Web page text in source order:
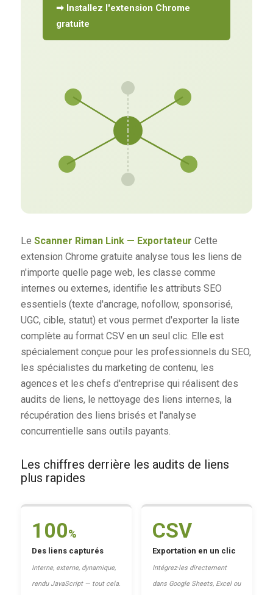
➡ Installez l'extension Chrome
gratuite
Le Scanner Riman Link — Exportateur Cette
extension Chrome gratuite analyse tous les liens de
n'importe quelle page web, les classe comme
internes ou externes, identifie les attributs SEO
essentiels (texte d'ancrage, nofollow, sponsorisé,
UGC, cible, statut) et vous permet d'exporter la liste
complète au format CSV en un seul clic. Elle est
spécialement conçue pour les professionnels du SEO,
les spécialistes du marketing de contenu, les
agences et les chefs d'entreprise qui réalisent des
audits de liens, le nettoyage des liens internes, la
récupération des liens brisés et l'analyse
concurrentielle sans outils payants.
Les chiffres derrière les audits de liens
plus rapides
100%
Des liens capturés
Interne, externe, dynamique,
rendu JavaScript — tout cela.
CSV
Exportation en un clic
Intégrez-les directement
dans Google Sheets, Excel ou